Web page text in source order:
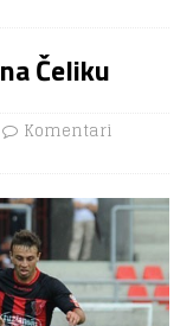
Čeliku
Komentari